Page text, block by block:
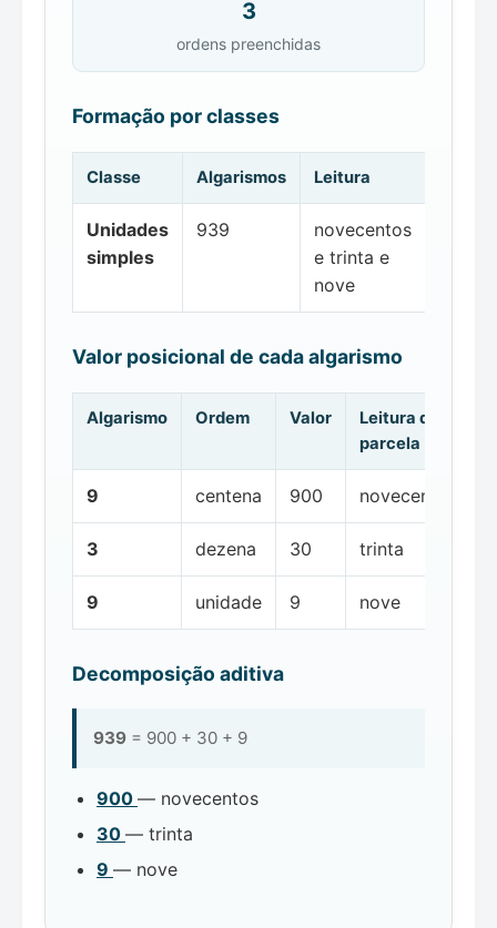
3
ordens preenchidas
Formação por classes
Classe Algarismos Leitura
Unidades
simples
939
novecentos
e trinta e
nove
Valor posicional de cada algarismo
Algarismo Ordem Valor
Leitura da
parcela
9 centena 900 novecentos
3 dezena 30 trinta
9 unidade 9 nove
Decomposição aditiva
939 = 900 + 30 + 9
900 — novecentos
30 — trinta
9 — nove